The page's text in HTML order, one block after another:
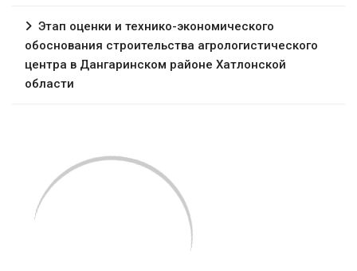
Этап оценки и технико-экономического
обоснования строительства агрологистического
центра в Дангаринском районе Хатлонской
области